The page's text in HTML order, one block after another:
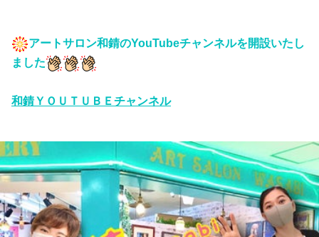
アートサロン和錆のYouTubeチャンネルを開設いたし
ました
和錆ＹＯＵＴＵＢＥチャンネル